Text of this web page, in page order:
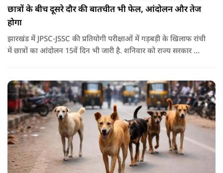
छात्रों के बीच दूसरे दौर की बातचीत भी फेल, आंदोलन और तेज
होगा
झारखंड में JPSC-JSSC की प्रतियोगी परीक्षाओं में गड़बड़ी के खिलाफ रांची
में छात्रों का आंदोलन 15वें दिन भी जारी है. शनिवार को राज्य सरकार और